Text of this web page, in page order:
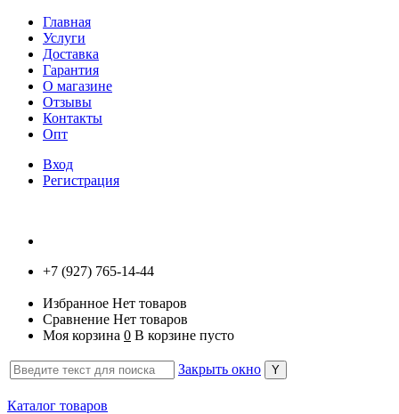
Главная
Услуги
Доставка
Гарантия
О магазине
Отзывы
Контакты
Опт
Вход
Регистрация
+7 (927) 765-14-44
Избранное Нет товаров
Сравнение Нет товаров
Моя корзина 0 В корзине пусто
Закрыть окно
Каталог товаров